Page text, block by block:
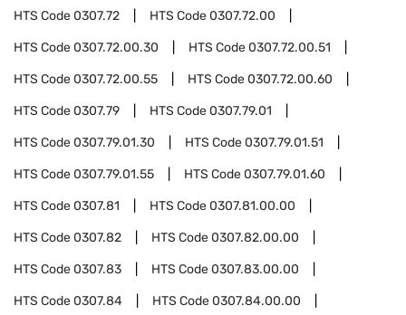
HTS Code0307.72 HTS Code0307.72.00
HTS Code0307.72.00.30 HTS Code0307.72.00.51
HTS Code0307.72.00.55 HTS Code0307.72.00.60
HTS Code0307.79 HTS Code0307.79.01
HTS Code0307.79.01.30 HTS Code0307.79.01.51
HTS Code0307.79.01.55 HTS Code0307.79.01.60
HTS Code0307.81 HTS Code0307.81.00.00
HTS Code0307.82 HTS Code0307.82.00.00
HTS Code0307.83 HTS Code0307.83.00.00
HTS Code0307.84 HTS Code0307.84.00.00